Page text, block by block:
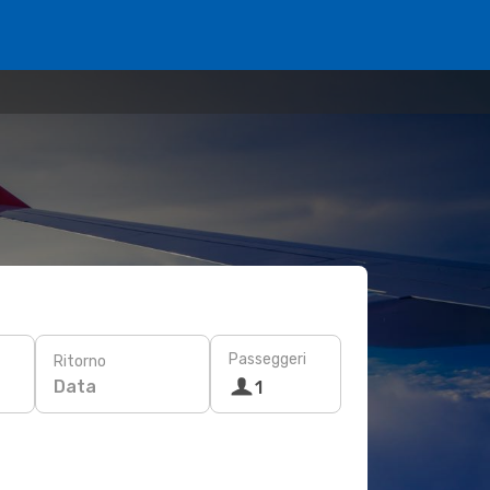
Ritorno
Data
Passeggeri
1